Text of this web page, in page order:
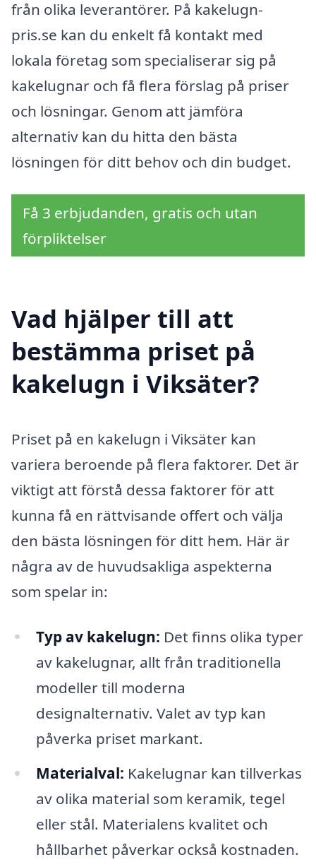
från olika leverantörer. På kakelugn-
pris.se kan du enkelt få kontakt med
lokala företag som specialiserar sig på
kakelugnar och få flera förslag på priser
och lösningar. Genom att jämföra
alternativ kan du hitta den bästa
lösningen för ditt behov och din budget.
Få 3 erbjudanden, gratis och utan
förpliktelser
Vad hjälper till att
bestämma priset på
kakelugn i Viksäter?
Priset på en kakelugn i Viksäter kan
variera beroende på flera faktorer. Det är
viktigt att förstå dessa faktorer för att
kunna få en rättvisande offert och välja
den bästa lösningen för ditt hem. Här är
några av de huvudsakliga aspekterna
som spelar in:
Typ av kakelugn: Det finns olika typer
av kakelugnar, allt från traditionella
modeller till moderna
designalternativ. Valet av typ kan
påverka priset markant.
Materialval: Kakelugnar kan tillverkas
av olika material som keramik, tegel
eller stål. Materialens kvalitet och
hållbarhet påverkar också kostnaden.